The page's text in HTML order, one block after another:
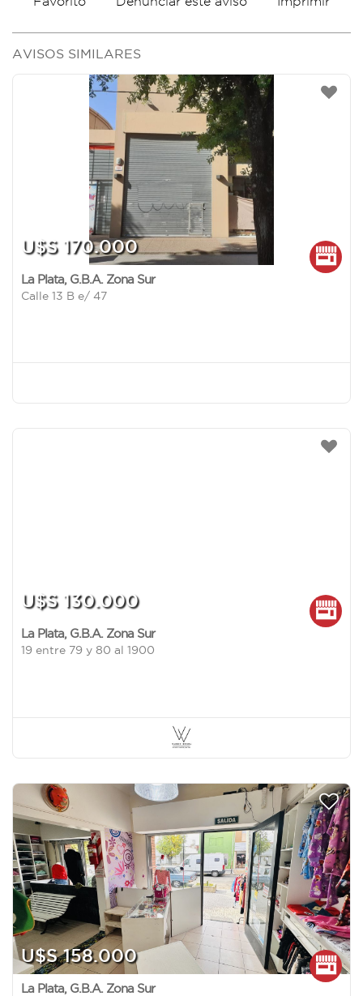
AVISOS SIMILARES
U$S 170.000
La Plata, G.B.A. Zona Sur
Calle 13 B e/ 47
U$S 130.000
La Plata, G.B.A. Zona Sur
19 entre 79 y 80 al 1900
U$S 158.000
La Plata, G.B.A. Zona Sur